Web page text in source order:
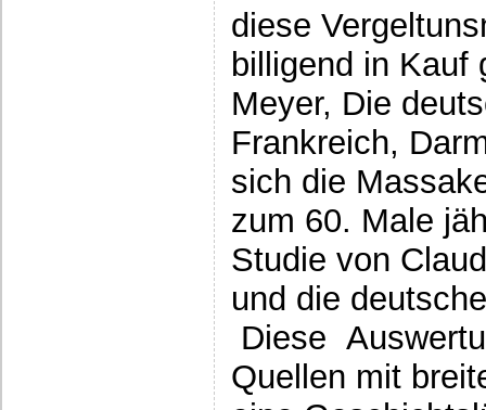
diese
billigend in Kauf
Meyer, Die
Frankreich,
sich die
zum 60. Male
Studie von
und die
Diese
Quellen mit